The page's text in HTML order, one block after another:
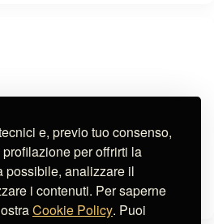
e, previo tuo consenso,
per offrirti la
possibile, analizzare il
i contenuti. Per saperne
Cookie Policy. Puoi